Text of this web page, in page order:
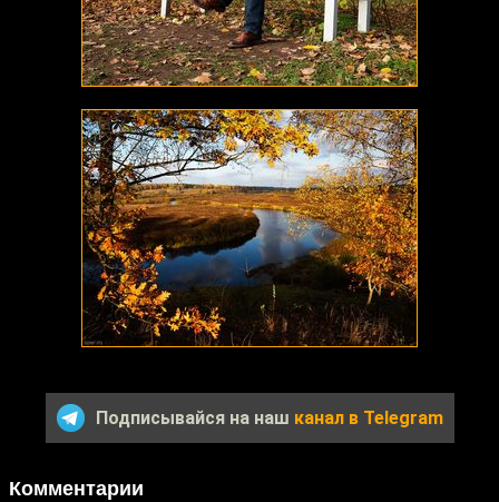
Подписывайся на наш канал в Telegram
Комментарии